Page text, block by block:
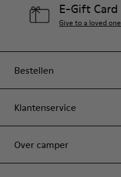
Bestellen
Klantenservice
Over camper
E-Gift Card
Give to a loved one